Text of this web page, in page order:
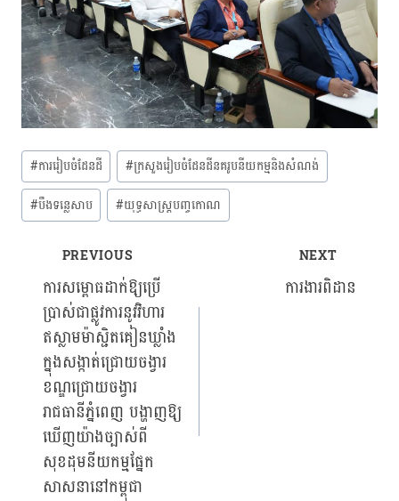
Post
Tags:
#ការរៀបចំដែនដី #ក្រសួងរៀបចំដែនដីនគរូបនីយកម្មនិងសំណង់
#បឹងទន្លេសាប #យុទ្ធសាស្ត្របញ្ចកោណ
Post
navigation
PREVIOUS
ការសម្ពោធដាក់ឱ្យប្រើ
ប្រាស់ជាផ្លូវការនូវវិហារ
ឥស្លាមម៉ាស្ជិតគៀនឃ្លាំង
ក្នុងសង្កាត់ជ្រោយចង្វារ
ខណ្ឌជ្រោយចង្វារ
រាជធានីភ្នំពេញ បង្ហាញឱ្យ
ឃើញយ៉ាងច្បាស់ពី
សុខដុមនីយកម្មផ្នែក
សាសនានៅកម្ពុជា
NEXT
ការងារពិដាន